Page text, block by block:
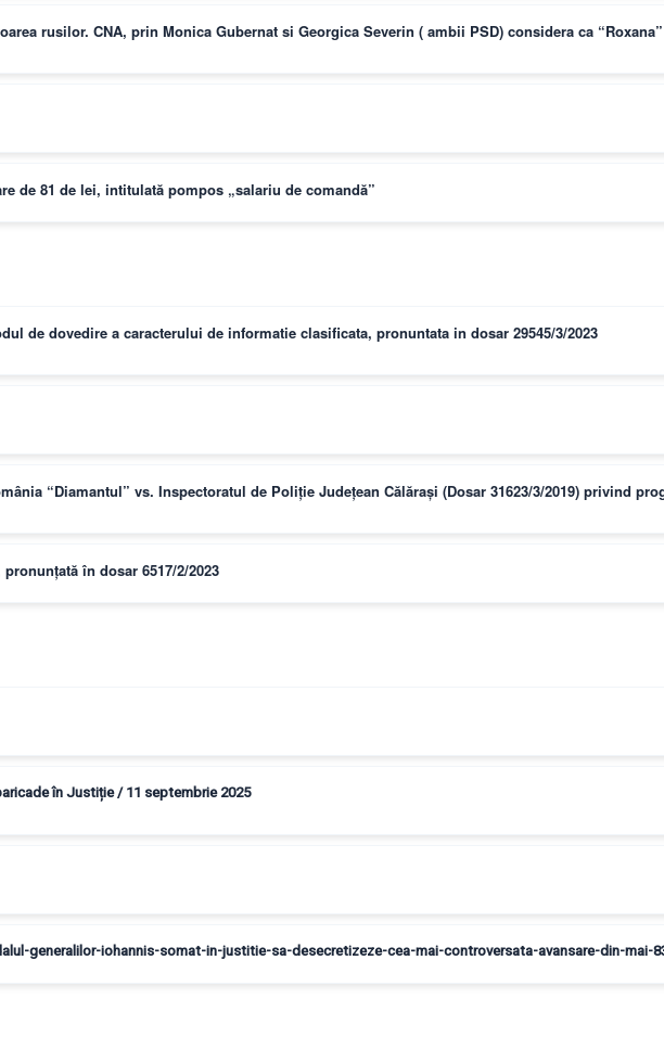
rusilor. CNA, prin Monica Gubernat si Georgica Severin ( ambii PSD) considera ca
de 81 de lei, intitulată pompos „salariu de comandă”
de dovedire a caracterului de informatie clasificata, pronuntata in dosar 29545/3/2023
“Diamantul” vs. Inspectoratul de Poliție Județean Călărași (Dosar 31623/3/2019) privind
în dosar 6517/2/2023
în Justiție / 11 septembrie 2025
generalilor-iohannis-somat-in-justitie-sa-desecretizeze-cea-mai-controversata-avansare-din-mai-